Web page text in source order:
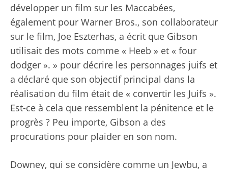
développer un film sur les Maccabées,
également pour Warner Bros., son collaborateur
sur le film, Joe Eszterhas, a écrit que Gibson
utilisait des mots comme « Heeb » et « four
dodger ». » pour décrire les personnages juifs et
a déclaré que son objectif principal dans la
réalisation du film était de « convertir les Juifs ».
Est-ce à cela que ressemblent la pénitence et le
progrès ? Peu importe, Gibson a des
procurations pour plaider en son nom.
Downey, qui se considère comme un Jewbu, a